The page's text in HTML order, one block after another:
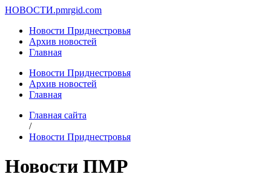
НОВОСТИ.pmrgid.com
Новости Приднестровья
Архив новостей
Главная
Новости Приднестровья
Архив новостей
Главная
Главная сайта
/
Новости Приднестровья
Новости ПМР